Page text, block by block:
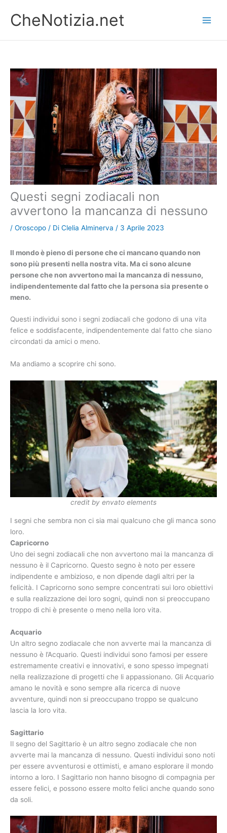
contenuto
CheNotizia.net
Questi segni zodiacali non
avvertono la mancanza di nessuno
/ Oroscopo / Di Clelia Alminerva / 3 Aprile 2023
Il mondo è pieno di persone che ci mancano quando non
sono più presenti nella nostra vita. Ma ci sono alcune
persone che non avvertono mai la mancanza di nessuno,
indipendentemente dal fatto che la persona sia presente o
meno.
Questi individui sono i segni zodiacali che godono di una vita
felice e soddisfacente, indipendentemente dal fatto che siano
circondati da amici o meno.
Ma andiamo a scoprire chi sono.
credit by envato elements
I segni che sembra non ci sia mai qualcuno che gli manca sono
loro.
Capricorno
Uno dei segni zodiacali che non avvertono mai la mancanza di
nessuno è il Capricorno. Questo segno è noto per essere
indipendente e ambizioso, e non dipende dagli altri per la
felicità. I Capricorno sono sempre concentrati sui loro obiettivi
e sulla realizzazione dei loro sogni, quindi non si preoccupano
troppo di chi è presente o meno nella loro vita.
Acquario
Un altro segno zodiacale che non avverte mai la mancanza di
nessuno è l’Acquario. Questi individui sono famosi per essere
estremamente creativi e innovativi, e sono spesso impegnati
nella realizzazione di progetti che li appassionano. Gli Acquario
amano le novità e sono sempre alla ricerca di nuove
avventure, quindi non si preoccupano troppo se qualcuno
lascia la loro vita.
Sagittario
Il segno del Sagittario è un altro segno zodiacale che non
avverte mai la mancanza di nessuno. Questi individui sono noti
per essere avventurosi e ottimisti, e amano esplorare il mondo
intorno a loro. I Sagittario non hanno bisogno di compagnia per
essere felici, e possono essere molto felici anche quando sono
da soli.